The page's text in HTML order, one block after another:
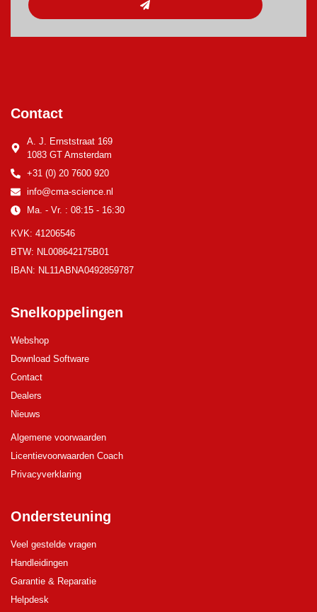
Contact
A. J. Ernststraat 169
1083 GT Amsterdam
+31 (0) 20 7600 920
info@cma-science.nl
Ma. - Vr. : 08:15 - 16:30
KVK: 41206546
BTW: NL008642175B01
IBAN: NL11ABNA0492859787
Snelkoppelingen
Webshop
Download Software
Contact
Dealers
Nieuws
Algemene voorwaarden
Licentievoorwaarden Coach
Privacyverklaring
Ondersteuning
Veel gestelde vragen
Handleidingen
Garantie & Reparatie
Helpdesk